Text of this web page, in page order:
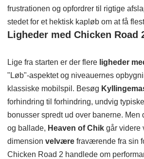
frustrationen og opfordrer til rigtige
stedet for et hektisk kapløb om at få
Ligheder med Chicken Road
Lige fra starten er der flere ligheder
"Løb"-aspektet og niveauernes
klassiske mobilspil. Besøg
forhindring til forhindring, undvig
bonusser spredt ud over banerne. Men
og ballade, Heaven of Chik går videre
dimension velvære fraværende fra sin
Chicken Road 2 handlede om